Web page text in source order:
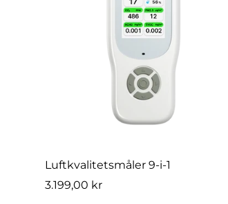
RASK LEGG TIL
Luftkvalitetsmåler 9-i-1
Vanlig
3.199,00 kr